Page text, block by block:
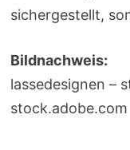
sichergestellt,
Bildnachweis:
lassedesignen –
stock.adobe.com